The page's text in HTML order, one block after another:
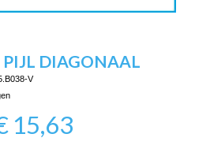
DIAGONAAL
V
15,63